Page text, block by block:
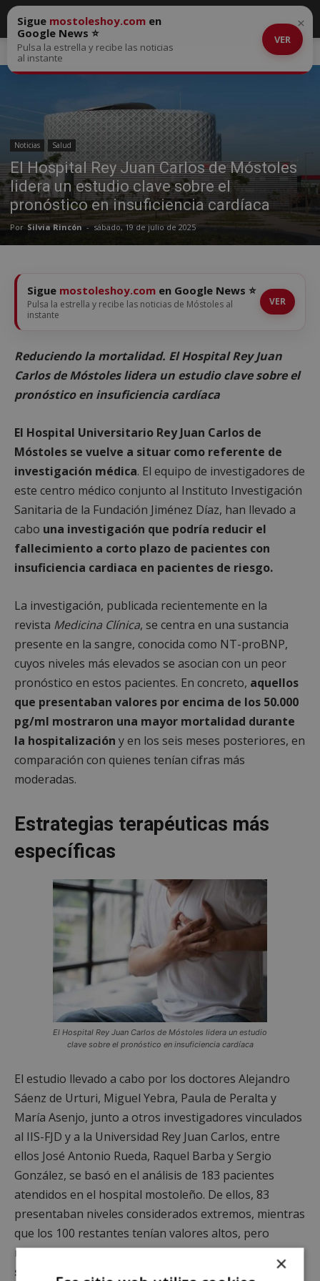
Inicio Noticias
Noticias Salud
El Hospital Rey Juan Carlos de Móstoles
lidera un estudio clave sobre el
pronóstico en insuficiencia cardíaca
Por Silvia Rincón - sábado, 19 de julio de 2025
Sigue mostoleshoy.com en
Google News ⭐
Pulsa la estrella y recibe las noticias
al instante
VER
×
Sigue mostoleshoy.com en Google News ⭐
Pulsa la estrella y recibe las noticias de Móstoles al
instante
VER
Reduciendo la mortalidad. El Hospital Rey Juan
Carlos de Móstoles lidera un estudio clave sobre el
pronóstico en insuficiencia cardíaca
El Hospital Universitario Rey Juan Carlos de
Móstoles se vuelve a situar como referente de
investigación médica. El equipo de investigadores de
este centro médico conjunto al Instituto Investigación
Sanitaria de la Fundación Jiménez Díaz, han llevado a
cabo una investigación que podría reducir el
fallecimiento a corto plazo de pacientes con
insuficiencia cardiaca en pacientes de riesgo.
La investigación, publicada recientemente en la
revista Medicina Clínica, se centra en una sustancia
presente en la sangre, conocida como NT-proBNP,
cuyos niveles más elevados se asocian con un peor
pronóstico en estos pacientes. En concreto, aquellos
que presentaban valores por encima de los 50.000
pg/ml mostraron una mayor mortalidad durante
la hospitalización y en los seis meses posteriores, en
comparación con quienes tenían cifras más
moderadas.
Estrategias terapéuticas más
específicas
El Hospital Rey Juan Carlos de Móstoles lidera un estudio
clave sobre el pronóstico en insuficiencia cardíaca
El estudio llevado a cabo por los doctores Alejandro
Sáenz de Urturi, Miguel Yebra, Paula de Peralta y
María Asenjo, junto a otros investigadores vinculados
al IIS-FJD y a la Universidad Rey Juan Carlos, entre
ellos José Antonio Rueda, Raquel Barba y Sergio
González, se basó en el análisis de 183 pacientes
atendidos en el hospital mostoleño. De ellos, 83
presentaban niveles considerados extremos, mientras
que los 100 restantes tenían valores altos, pero
menos preocupantes.Aunque todos tenían una
situación clínica similar, el grupo con cifras más
×